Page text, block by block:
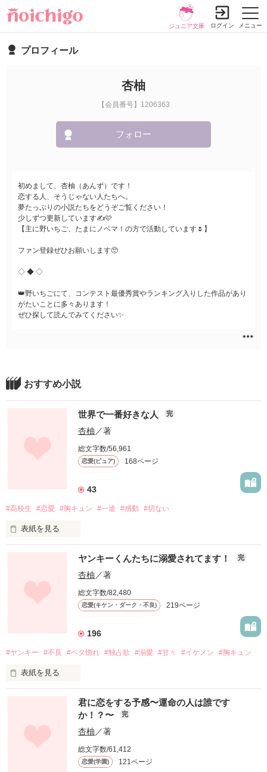
メニュー
ジュニア文庫 ログイン
プロフィール
杏柚
【会員番号】1206363
フォロー
初めまして、杏柚（あんず）です！
恋する人、そうじゃない人たちへ。
夢たっぷりの小説たちをどうぞご覧ください！
少しずつ更新しています✍️🩷
【主に野いちご、たまにノベマ！の方で活動しています🌷】
ファン登録ぜひお願いします🥺
◇ ◆ ◇
👑野いちごにて、コンテスト最優秀賞やランキング入りした作品があり
がたいことに多々あります！
ぜひ探して読んでみてください✨
おすすめ小説
世界で一番好きな人 完
杏柚 ／著
総文字数/56,961
恋愛(ピュア) 168ページ
43
#高校生 #恋愛 #胸キュン #一途 #感動 #切ない
表紙を見る
自称、美少女
一条茉莉花（Ichijo Marika）
一ノ瀬千瑛（Ichinose Chiaki）
そんな二人はお互いの名前に“一”がつくことから
『ナンバーワンコンビ』と呼ばれている。
「茉莉花はお子ちゃまだもんな」
ヤンキーくんたちに溺愛されてます！ 完
杏柚 ／著
総文字数/82,480
恋愛(キケン・ダーク・不良) 219ページ
196
#ヤンキー #不良 #ベタ惚れ #独占欲 #溺愛 #甘々 #イケメン #胸キュン
表紙を見る
夢見ていた高校生活。
私を待ち受けていたのは学校一のイケメン…ではなくて、学校
一のヤンキー！？
君に恋をする予感〜運命の人は誰です
か！？〜
完
杏柚 ／著
総文字数/61,412
恋愛(学園) 121ページ